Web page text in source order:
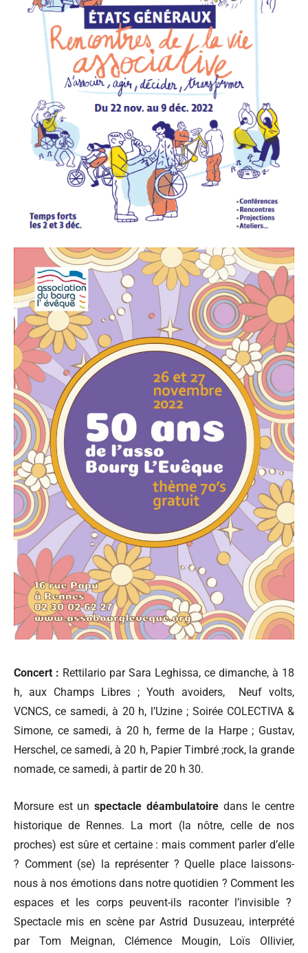
Concert : Rettilario par Sara Leghissa, ce dimanche, à 18
h, aux Champs Libres ; Youth avoiders, Neuf volts,
VCNCS, ce samedi, à 20 h, l’Uzine ; Soirée COLECTIVA &
Simone, ce samedi, à 20 h, ferme de la Harpe ; Gustav,
Herschel, ce samedi, à 20 h, Papier Timbré ;rock, la grande
nomade, ce samedi, à partir de 20 h 30.
Morsure est unspectacle déambulatoiredans le centre
historique de Rennes. La mort (la nôtre, celle de nos
proches) est sûre et certaine : mais comment parler d’elle
? Comment (se) la représenter ? Quelle place laissons-
nous à nos émotions dans notre quotidien ? Comment les
espaces et les corps peuvent-ils raconter l’invisible ?
Spectacle mis en scène par Astrid Dusuzeau, interprété
par Tom Meignan, Clémence Mougin, Loïs Ollivier,